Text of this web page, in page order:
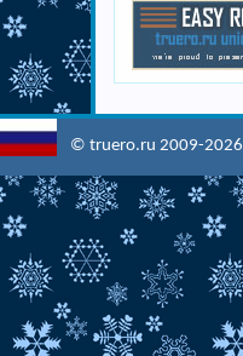
© truero.ru 2009-2026